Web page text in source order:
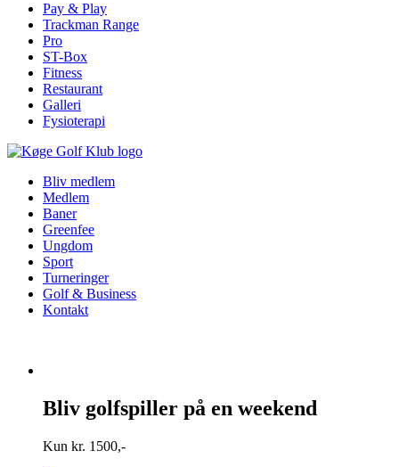
Pay & Play
Trackman Range
Pro
ST-Box
Fitness
Restaurant
Galleri
Fysioterapi
Bliv medlem
Medlem
Baner
Greenfee
Ungdom
Sport
Turneringer
Golf & Business
Kontakt
Bliv golfspiller på en weekend
Kun kr. 1500,-